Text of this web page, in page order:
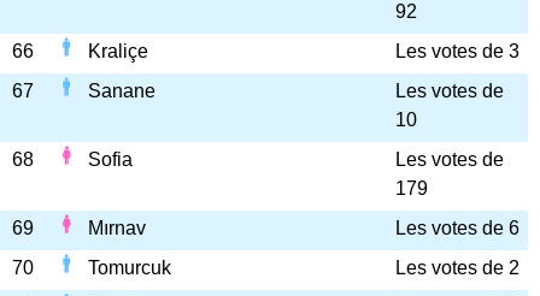
92
66
Kraliçe
Les votes de 3
67
Sanane
Les votes de
10
68
Sofia
Les votes de
179
69
Mırnav
Les votes de 6
70
Tomurcuk
Les votes de 2